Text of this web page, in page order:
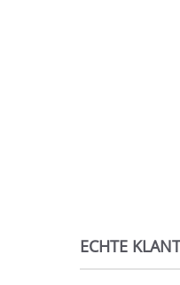
ECHTE
Reviews